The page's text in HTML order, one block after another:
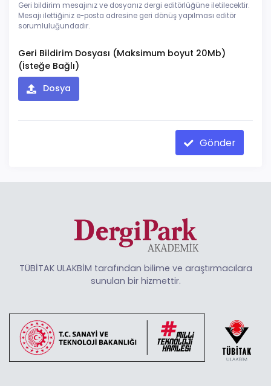
Geri bildirim mesajınız ve dosyanız dergi editörlüğüne iletilecektir.
Mesajı ilettiğiniz e-posta adresine geri dönüş yapılması editör
sorumluluğundadır.
Geri Bildirim Dosyası (Maksimum boyut 20Mb)
(İsteğe Bağlı)
Dosya
Gönder
TÜBİTAK ULAKBİM tarafından bilime ve araştırmacılara
sunulan bir hizmettir.